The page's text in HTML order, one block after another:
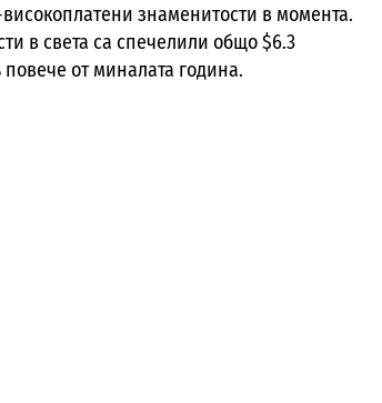
знаменитости в момента.
в света са спечелили общо $6.3
от миналата година.